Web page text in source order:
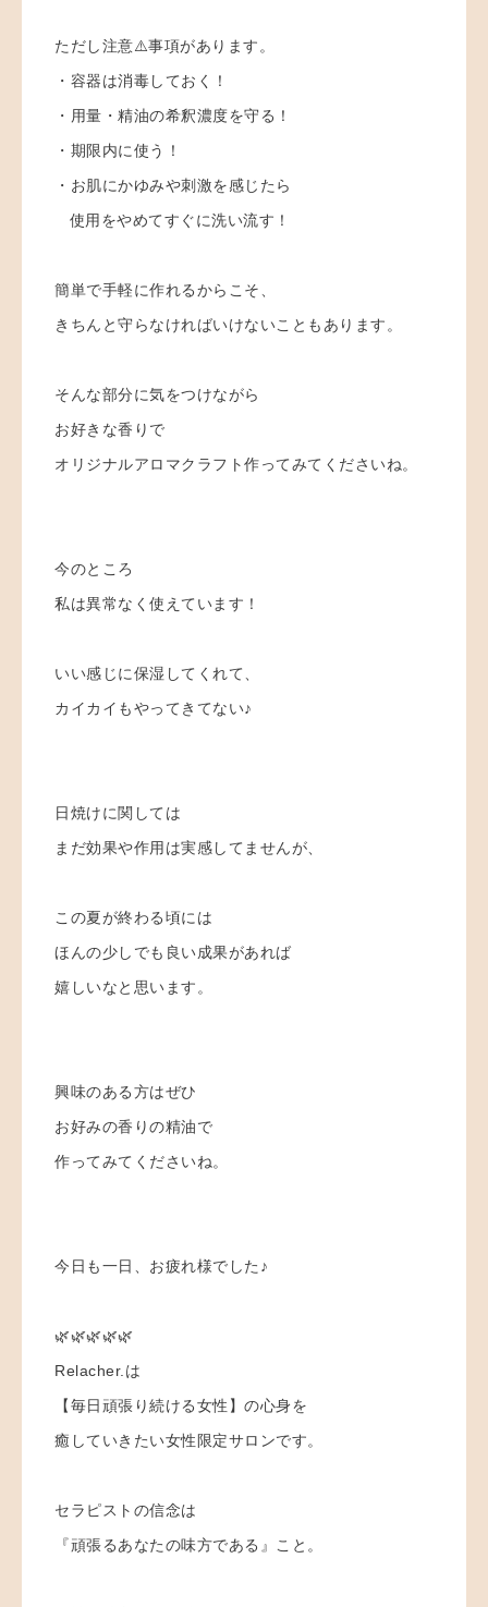
ただし注意⚠️事項があります。
・容器は消毒しておく！
・用量・精油の希釈濃度を守る！
・期限内に使う！
・お肌にかゆみや刺激を感じたら
使用をやめてすぐに洗い流す！
簡単で手軽に作れるからこそ、
きちんと守らなければいけないこともあります。
そんな部分に気をつけながら
お好きな香りで
オリジナルアロマクラフト作ってみてくださいね。
今のところ
私は異常なく使えています！
いい感じに保湿してくれて、
カイカイもやってきてない♪
日焼けに関しては
まだ効果や作用は実感してませんが、
この夏が終わる頃には
ほんの少しでも良い成果があれば
嬉しいなと思います。
興味のある方はぜひ
お好みの香りの精油で
作ってみてくださいね。
今日も一日、お疲れ様でした♪
🌿🌿🌿🌿🌿
Relacher.は
【毎日頑張り続ける女性】の心身を
癒していきたい女性限定サロンです。
セラピストの信念は
『頑張るあなたの味方である』こと。